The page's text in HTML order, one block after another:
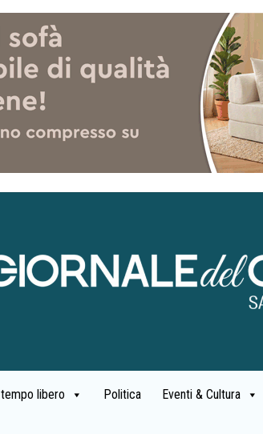
libero Politica Eventi & Cultura